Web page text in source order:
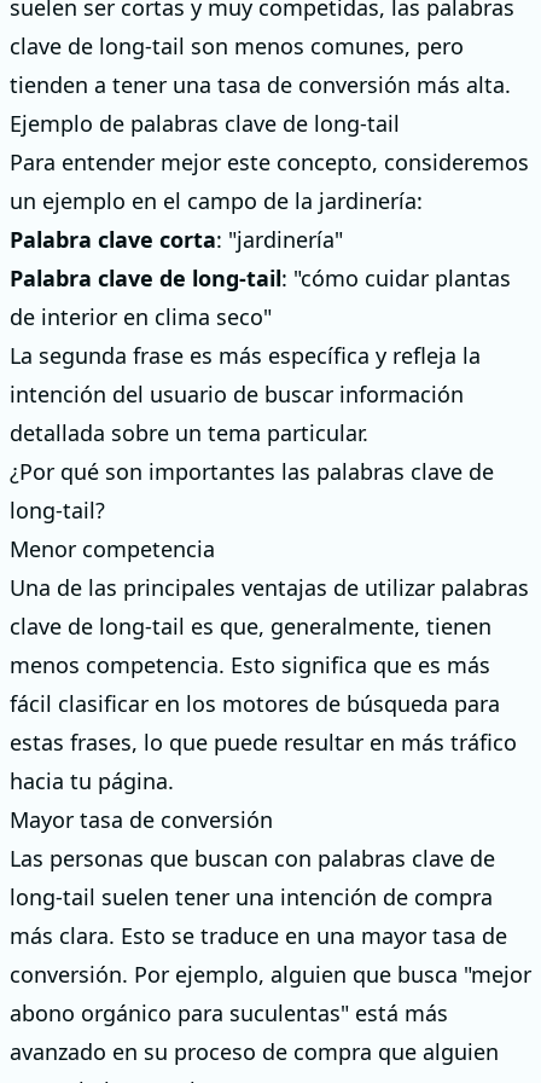
suelen ser cortas y muy competidas, las palabras
clave de long-tail son menos comunes, pero
tienden a tener una tasa de conversión más alta.
Ejemplo de palabras clave de long-tail
Para entender mejor este concepto, consideremos
un ejemplo en el campo de la jardinería:
Palabra clave corta: "jardinería"
Palabra clave de long-tail: "cómo cuidar plantas
de interior en clima seco"
La segunda frase es más específica y refleja la
intención del usuario de buscar información
detallada sobre un tema particular.
¿Por qué son importantes las palabras clave de
long-tail?
Menor competencia
Una de las principales ventajas de utilizar palabras
clave de long-tail es que, generalmente, tienen
menos competencia. Esto significa que es más
fácil clasificar en los motores de búsqueda para
estas frases, lo que puede resultar en más tráfico
hacia tu página.
Mayor tasa de conversión
Las personas que buscan con palabras clave de
long-tail suelen tener una intención de compra
más clara. Esto se traduce en una mayor tasa de
conversión. Por ejemplo, alguien que busca "mejor
abono orgánico para suculentas" está más
avanzado en su proceso de compra que alguien